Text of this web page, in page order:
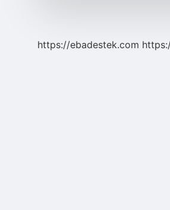
https://ebadestek.com